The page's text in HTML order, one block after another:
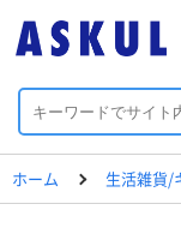
ホーム 生活雑貨/